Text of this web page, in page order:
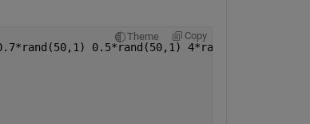
Theme Copy
0.5*rand(50,1) 4*rand(50,1)